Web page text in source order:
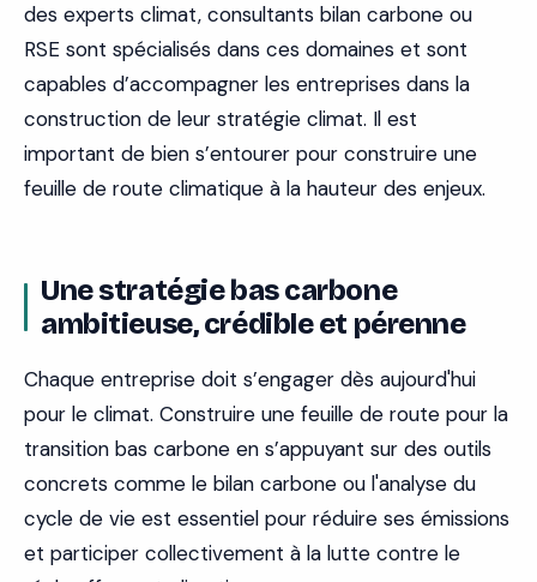
des experts climat, consultants bilan carbone ou
RSE sont spécialisés dans ces domaines et sont
capables d’accompagner les entreprises dans la
construction de leur stratégie climat. Il est
important de bien s’entourer pour construire une
feuille de route climatique à la hauteur des enjeux.
Une stratégie bas carbone
ambitieuse, crédible et pérenne
Chaque entreprise doit s’engager dès aujourd'hui
pour le climat. Construire une feuille de route pour la
transition bas carbone en s’appuyant sur des outils
concrets comme le bilan carbone ou l'analyse du
cycle de vie est essentiel pour réduire ses émissions
et participer collectivement à la lutte contre le